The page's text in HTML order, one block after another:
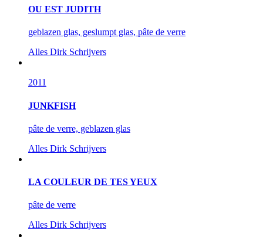
OU EST JUDITH
geblazen glas, geslumpt glas, pâte de verre
Alles Dirk Schrijvers
2011
JUNKFISH
pâte de verre, geblazen glas
Alles Dirk Schrijvers
LA COULEUR DE TES YEUX
pâte de verre
Alles Dirk Schrijvers